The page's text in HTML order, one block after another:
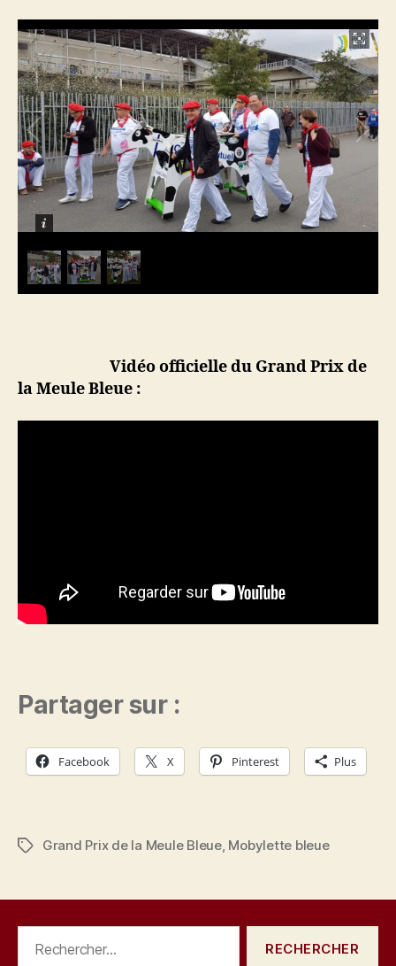
1/3
Vidéo officielle du Grand Prix de
la Meule Bleue :
Partager sur :
Facebook X Pinterest Plus
Étiquettes
Grand Prix de la Meule Bleue, Mobylette bleue